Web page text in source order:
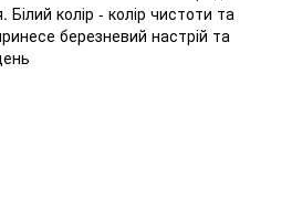
колір - колір чистоти та
березневий настрій та